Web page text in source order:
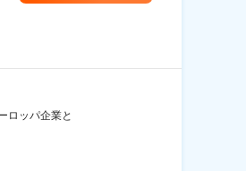
ロッパ企業と